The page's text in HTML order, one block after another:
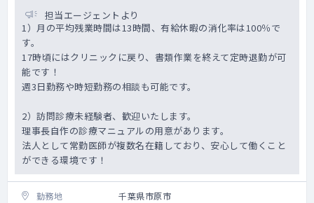
担当エージェントより
1）月の平均残業時間は13時間、有給休暇の消化率は100％で
す。
17時頃にはクリニックに戻り、書類作業を終えて定時退勤が可
能です！
週3日勤務や時短勤務の相談も可能です。
2）訪問診療未経験者、歓迎いたします。
理事長自作の診療マニュアルの用意があります。
法人として常勤医師が複数名在籍しており、安心して働くこと
ができる環境です！
勤務地 千葉県市原市